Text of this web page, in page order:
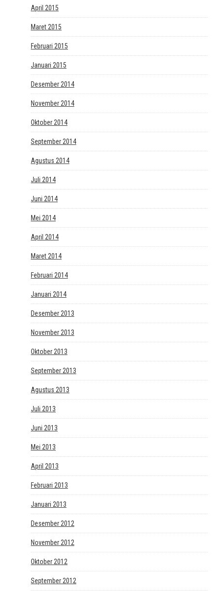
April 2015
Maret 2015
Februari 2015
Januari 2015
Desember 2014
November 2014
Oktober 2014
September 2014
Agustus 2014
Juli 2014
Juni 2014
Mei 2014
April 2014
Maret 2014
Februari 2014
Januari 2014
Desember 2013
November 2013
Oktober 2013
September 2013
Agustus 2013
Juli 2013
Juni 2013
Mei 2013
April 2013
Februari 2013
Januari 2013
Desember 2012
November 2012
Oktober 2012
September 2012